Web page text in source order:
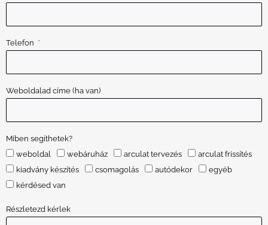
Telefon
Weboldalad címe (ha van)
Miben segíthetek?
weboldal
webáruház arculat tervezés
arculat frissítés
kiadvány készítés
csomagolás autódekor
egyéb
kérdésed van
Részletezd kérlek